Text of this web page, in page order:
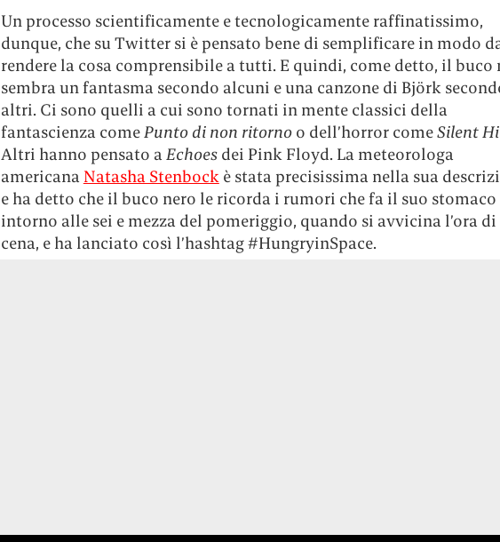
Un processo scientificamente e tecnologicamente raffinatissimo,
dunque, che su Twitter si è pensato bene di semplificare in modo
rendere la cosa comprensibile a tutti. E quindi, come detto, il buco
sembra un fantasma secondo alcuni e una canzone di Björk
altri. Ci sono quelli a cui sono tornati in mente classici della
fantascienza comePunto di non ritorno o dell’horror comeSilent
Altri hanno pensato a Echoes dei Pink Floyd. La meteorologa
americana Natasha Stenbockè stata precisissima nella sua
e ha detto che il buco nero le ricorda i rumori che fa il suo stomaco
intorno alle sei e mezza del pomeriggio, quando si avvicina l’ora di
cena, e ha lanciato così l’hashtag #HungryinSpace.